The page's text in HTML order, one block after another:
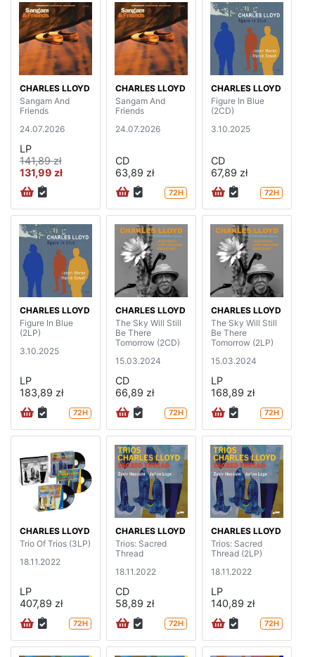
CHARLES LLOYD
Sangam And
Friends
24.07.2026
LP
141,89 zł
131,99 zł
CHARLES LLOYD
Sangam And
Friends
24.07.2026
CD
63,89 zł
72H
CHARLES LLOYD
Figure In Blue
(2CD)
3.10.2025
CD
67,89 zł
72H
CHARLES LLOYD
Figure In Blue
(2LP)
3.10.2025
LP
183,89 zł
72H
CHARLES LLOYD
The Sky Will Still
Be There
Tomorrow (2CD)
15.03.2024
CD
66,89 zł
72H
CHARLES LLOYD
The Sky Will Still
Be There
Tomorrow (2LP)
15.03.2024
LP
168,89 zł
72H
CHARLES LLOYD
Trio Of Trios (3LP)
18.11.2022
LP
407,89 zł
72H
CHARLES LLOYD
Trios: Sacred
Thread
18.11.2022
CD
58,89 zł
72H
CHARLES LLOYD
Trios: Sacred
Thread (2LP)
18.11.2022
LP
140,89 zł
72H